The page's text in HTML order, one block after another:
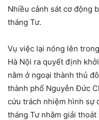
Nhiều cảnh sát cơ động
tháng Tư.
​Vụ việc lại nóng lên
Hà Nội ra quyết định
nằm ở ngoại thành thủ
thành phố Nguyễn Đức
cứu trách nhiệm hình sự
tháng Tư nhằm giải